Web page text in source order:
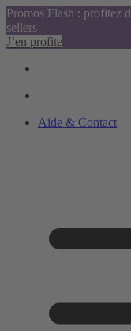
Promos Flash : profitez
sellers
J’en profite
Aide & Contact